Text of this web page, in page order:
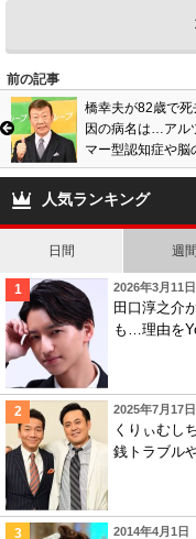
前の記事
橋幸夫が82歳で死
因の病名は…アル
マー型認知症や脳
で入退院、6月に
ジ復帰も帰らぬ人に
人気ランキング
日間 週間
2026年3月11
田口淳之介
も…理由を
2025年7月17
くりぃむし
銭トラブル
2014年4月1日